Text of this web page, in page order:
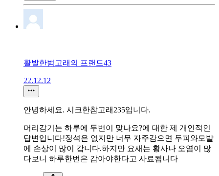
활발한범고래의 프랜드43
22.12.12
안녕하세요. 시크한참고래235입니다.
머리감기는 하루에 두번이 맞나요?에 대한 제 개인적인
답변입니다!정석은 없지만 너무 자주감으면 두피와모발
에 손상이 많이 갑니다.하지만 요새는 황사나 오염이 많
다보니 하루한번은 감아야한다고 사료됩니다